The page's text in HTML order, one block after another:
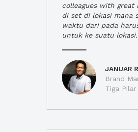
colleagues with great
di set di lokasi mana
waktu dari pada
untuk ke suatu lokasi.
JANUAR
Brand
Tiga